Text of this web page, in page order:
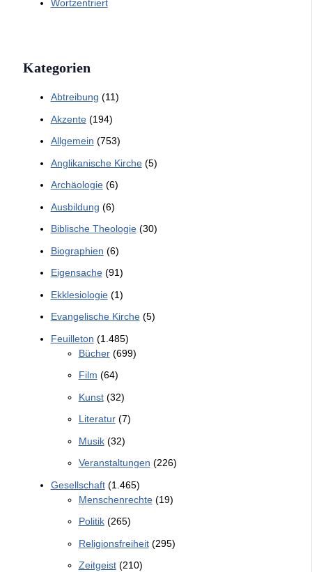
Wortzentriert
Kategorien
Abtreibung (11)
Akzente(194)
Allgemein (753)
Anglikanische Kirche(5)
Archäologie(6)
Ausbildung (6)
Biblische Theologie(30)
Biographien (6)
Eigensache(91)
Ekklesiologie(1)
Evangelische Kirche(5)
Feuilleton (1.485)
Bücher(699)
Film (64)
Kunst(32)
Literatur(7)
Musik(32)
Veranstaltungen (226)
Gesellschaft(1.465)
Menschenrechte(19)
Politik(265)
Religionsfreiheit(295)
Zeitgeist(210)